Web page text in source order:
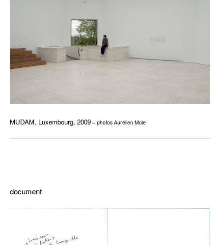
MUDAM, Luxembourg, 2009 – photos Aurélien Mole
document